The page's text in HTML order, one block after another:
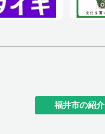
福井市の紹介